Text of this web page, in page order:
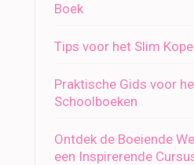
Boek
Tips voor het Slim
Praktische Gids voor
Schoolboeken
Ontdek de Boeiende
een Inspirerende